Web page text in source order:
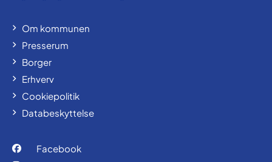
Om kommunen
Presserum
Borger
Erhverv
Cookiepolitik
Databeskyttelse
Facebook